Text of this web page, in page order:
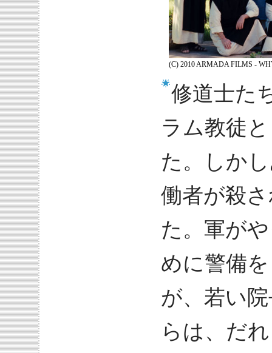
(C) 2010 ARMADA FILMS -
修道士た
ラム教徒
た。しか
働者が殺
た。軍が
めに警備
が、若い
らは、だ